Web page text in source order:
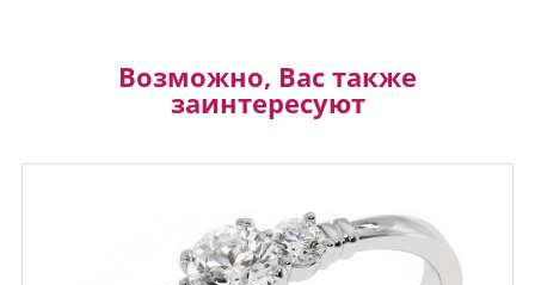
Возможно, Вас также
заинтересуют